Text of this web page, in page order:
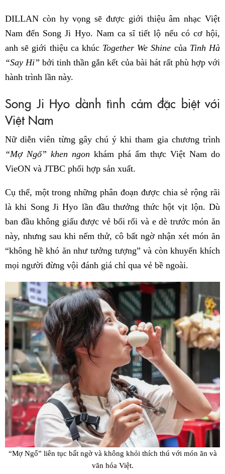
DILLAN còn hy vọng sẽ được giới thiệu âm nhạc Việt
Nam đến Song Ji Hyo. Nam ca sĩ tiết lộ nếu có cơ hội,
anh sẽ giới thiệu ca khúc Together We Shine của Tinh Hà
“Say Hi” bởi tinh thần gắn kết của bài hát rất phù hợp với
hành trình lần này.
Song Ji Hyo dành tình cảm đặc biệt với
Việt Nam
Nữ diễn viên từng gây chú ý khi tham gia chương trình
“Mợ Ngố” khen ngon khám phá ẩm thực Việt Nam do
VieON và JTBC phối hợp sản xuất.
Cụ thể, một trong những phân đoạn được chia sẻ rộng rãi
là khi Song Ji Hyo lần đầu thưởng thức hột vịt lộn. Dù
ban đầu không giấu được vẻ bối rối và e dè trước món ăn
này, nhưng sau khi nếm thử, cô bất ngờ nhận xét món ăn
“không hề khó ăn như tưởng tượng” và còn khuyến khích
mọi người đừng vội đánh giá chỉ qua vẻ bề ngoài.
“Mợ Ngố” liên tục bất ngờ và không khỏi thích thú với món ăn và
văn hóa Việt.